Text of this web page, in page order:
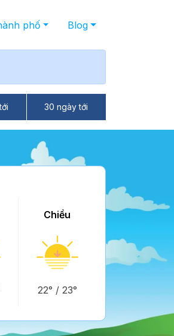
phố Blog
30 ngày tới
Chiều
22° / 23°